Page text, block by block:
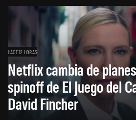
HACE 12 HORAS
Netflix cambia de
spinoff de El Juego del
David Fincher